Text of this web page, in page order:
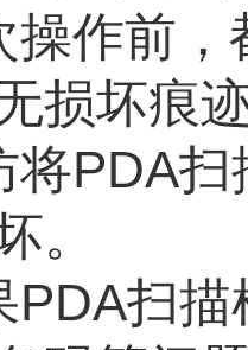
操作前
损坏痕
将PDA
。
PDA扫